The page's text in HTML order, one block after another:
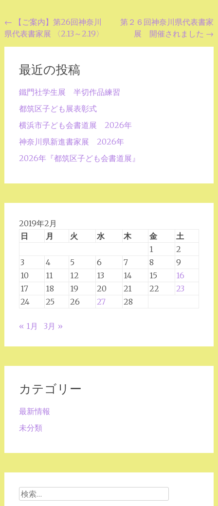
投
稿
← 【ご案内】第26回神奈川
県代表書家展 〈2.13～2.19〉
第２６回神奈川県代表書家
展 開催されました →
最近の投稿
鐵門社学生展 半切作品練習
都筑区子ども展表彰式
横浜市子ども会書道展 2026年
神奈川県新進書家展 2026年
2026年『都筑区子ども会書道展』
2019年2月
日
月 火 水 木 金
土
1
2
3
4 5 6 7 8
9
10
11 12 13 14 15
16
17
18 19 20 21 22
23
24
25 26 27 28
« 1月 3月 »
カテゴリー
最新情報
未分類
検